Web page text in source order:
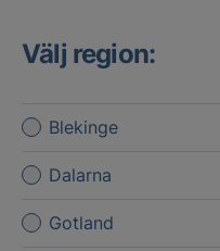
Välj region:
Blekinge
Dalarna
Gotland